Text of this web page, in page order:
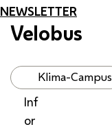
NEWSLETTER
Velobus
Klima-Campus
Inf
or